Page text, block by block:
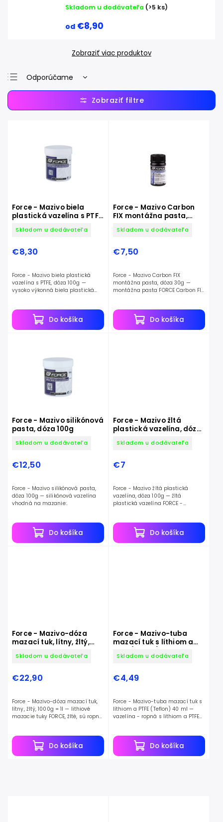
Skladom u dodávateľa (>5 ks)
od €8,90
Zobraziť viac produktov
Odporúčame
Najlacnejšie
Najdrahšie
Force - Mazivo biela
plastická vazelína s PTFE,
Skladom u dodávateľa
€8,30
Do košíka
Force - Mazivo biela plastická
vazelína s PTFE, dóza 100g —
vysoko výkonná biela plastická
Force - Mazivo Carbon
FIX montážna pasta,
Skladom u dodávateľa
€7,50
Do košíka
Force - Mazivo Carbon FIX
montážna pasta, dóza 30g —
montážna pasta FORCE Carbon FIX
Force - Mazivo silikónová
pasta, dóza 100g
Skladom u dodávateľa
€12,50
Do košíka
Force - Mazivo silikónová pasta,
dóza 100g — silikónová vazelína
vhodná na mazanie:.
Force - Mazivo žltá
plastická vazelína, dóza
Skladom u dodávateľa
€7
Do košíka
Force - Mazivo žltá plastická
vazelína, dóza 100g — žltá
plastická vazelína FORCE -
Force - Mazivo-dóza
mazací tuk, lítny, žltý,
Skladom u dodávateľa
€22,90
Do košíka
Force - Mazivo-dóza mazací tuk,
lítny, žltý, 1000g = 1l — lithiové
mazacie tuky FORCE, žlté, sú ropné
Force - Mazivo-tuba
mazací tuk s líthiom a
Skladom u dodávateľa
€4,49
Do košíka
Force - Mazivo-tuba mazací tuk s
líthiom a PTFE (Teflon) 40 ml —
vazelína - ropná s lithiom a PTFE